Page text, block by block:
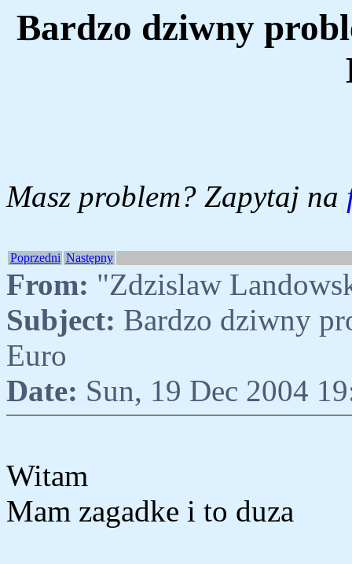
Bardzo dziwny
Masz problem? Zapytaj na
Poprzedni Następny
From: "Zdzislaw
Subject: Bardzo dziwny
Euro
Date: Sun, 19 Dec 2004
Witam
Mam zagadke i to duza